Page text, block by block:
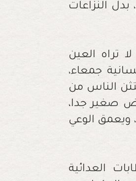
النزاعات
تراه العين
جمعاء،
الناس من
صغير جدا،
ويعمق الوعي
العدائية